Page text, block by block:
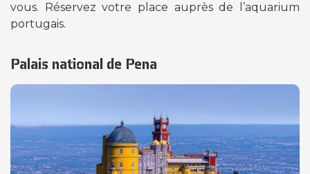
vous. Réservez votre place auprès de l’aquarium
portugais.
Palais national de Pena